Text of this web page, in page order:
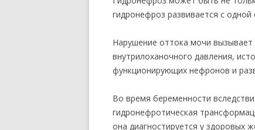
гидронефроз развивается с
Нарушение оттока мочи вызывает
внутрилоханочного давления,
функционирующих нефронов и
Во время беременности
гидронефротическая
она диагностируется у здоровых